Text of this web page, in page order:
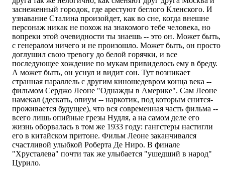
заснеженный городок, где арестуют беглого Кленского. И
узнавание Сталина произойдет, как во сне, когда внешне
персонаж никак не похож на знакомого тебе человека, но
вопреки этой очевидности ты знаешь -- это он. Может быть,
с генералом ничего и не произошло. Может быть, он просто
доглушил свою тревогу до белой горячки, и все
последующее хождение по мукам привиделось ему в бреду.
А может быть, он уснул и видит сон. Тут возникает
странная параллель с другим киношедевром конца века --
фильмом Серджо Леоне "Однажды в Америке". Сам Леоне
намекал (дескать, опиум -- наркотик, под которым снится-
проживается будущее), что вся современная часть фильма --
всего лишь опийные грезы Нудля, а на самом деле его
жизнь оборвалась в том же 1933 году: гангстеры настигли
его в китайском притоне. Фильм Леоне заканчивался
счастливой улыбкой Роберта Де Ниро. В финале
"Хрусталева" почти так же улыбается "ушедший в народ"
Цурило.